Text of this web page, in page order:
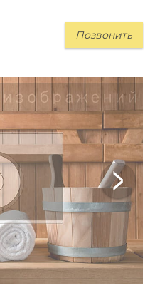
Позвонить